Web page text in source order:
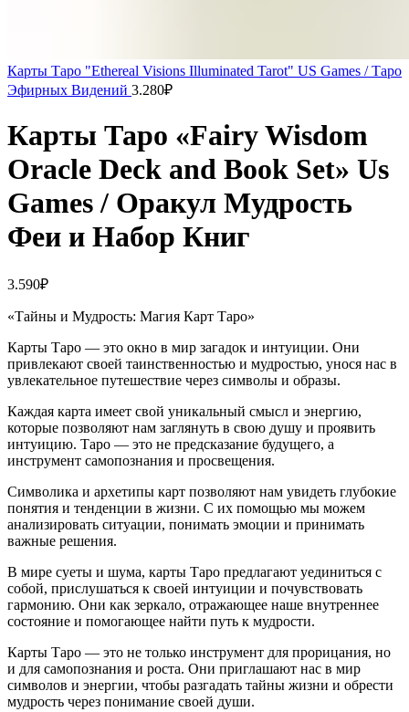
Карты Таро "Ethereal Visions Illuminated Tarot" US Games / Таро
Эфирных Видений 3.280₽
Карты Таро «Fairy Wisdom
Oracle Deck and Book Set» Us
Games / Оракул Мудрость
Феи и Набор Книг
3.590₽
«Тайны и Мудрость: Магия Карт Таро»
Карты Таро — это окно в мир загадок и интуиции. Они
привлекают своей таинственностью и мудростью, унося нас в
увлекательное путешествие через символы и образы.
Каждая карта имеет свой уникальный смысл и энергию,
которые позволяют нам заглянуть в свою душу и проявить
интуицию. Таро — это не предсказание будущего, а
инструмент самопознания и просвещения.
Символика и архетипы карт позволяют нам увидеть глубокие
понятия и тенденции в жизни. С их помощью мы можем
анализировать ситуации, понимать эмоции и принимать
важные решения.
В мире суеты и шума, карты Таро предлагают уединиться с
собой, прислушаться к своей интуиции и почувствовать
гармонию. Они как зеркало, отражающее наше внутреннее
состояние и помогающее найти путь к мудрости.
Карты Таро — это не только инструмент для прорицания, но
и для самопознания и роста. Они приглашают нас в мир
символов и энергии, чтобы разгадать тайны жизни и обрести
мудрость через понимание своей души.